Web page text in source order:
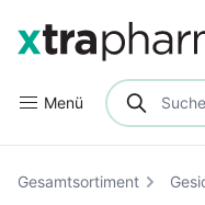
Menü
Gesamtsortiment